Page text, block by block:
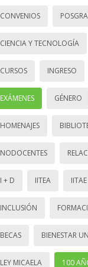
CONVENIOS
CIENCIA Y TECNOLOGÍA
CURSOS INGRESO
EXÁMENES GÉNERO
HOMENAJES
NODOCENTES
I + D IITEA IITAE
INCLUSIÓN
BECAS BIENESTAR
LEY MICAELA 100